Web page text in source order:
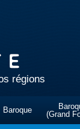
régions
Baroque
(Grand